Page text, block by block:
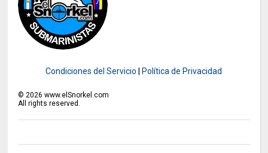
Condiciones del Servicio Política de Privacidad
© 2026 www.elSnorkel.com
All rights reserved.